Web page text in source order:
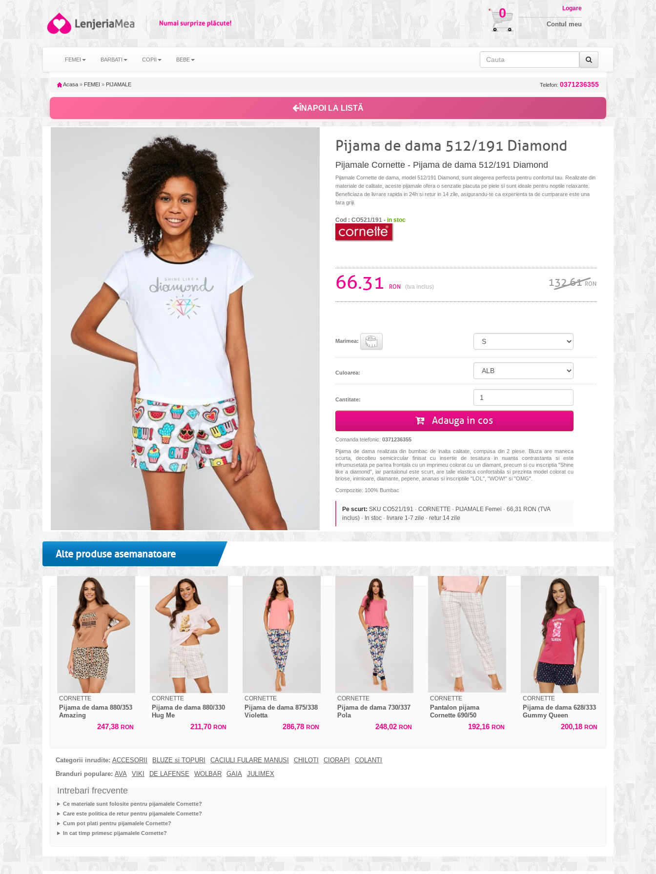
0 Logare
Contul meu
FEMEI BARBATI COPII BEBE
Acasa » FEMEI » PIJAMALE Telefon: 0371236355
ÎNAPOI LA LISTĂ
Pijama de dama 512/191 Diamond
Pijamale Cornette - Pijama de dama 512/191 Diamond
Pijamale Cornette de dama, model 512/191 Diamond, sunt alegerea perfecta pentru confortul tau. Realizate din
materiale de calitate, aceste pijamale ofera o senzatie placuta pe piele si sunt ideale pentru noptile relaxante.
Beneficiaza de livrare rapida in 24h si retur in 14 zile, asigurandu-te ca experienta ta de cumparare este una
fara griji.
Cod : CO521/191 - in stoc
66.31 RON (tva inclus) 132.61RON
Marimea:
Culoarea:
Cantitate:
Adauga in cos
Comanda telefonic: 0371236355
Pijama de dama realizata din bumbac de inalta calitate, compusa din 2 piese. Bluza are maneca
scurta, decolteu semicircular finisat cu insertie de tesatura in nuanta contrastanta si este
infrumusetata pe partea frontala cu un imprimeu colorat cu un diamant, precum si cu inscriptia "Shine
like a diamond", iar pantalonul este scurt, are talie elastica confortabila siprezinta model colorat cu
briose, inimioare, diamante, pepene, ananas si inscriptiile "LOL", "WOW!" si "OMG".
Compozitie: 100% Bumbac
Pe scurt: SKU CO521/191 · CORNETTE · PIJAMALE Femei · 66,31 RON (TVA
inclus) · In stoc · livrare 1-7 zile · retur 14 zile
Alte produse asemanatoare
CORNETTE
Pijama de dama 880/353
Amazing
247,38 RON
CORNETTE
Pijama de dama 880/330
Hug Me
211,70 RON
CORNETTE
Pijama de dama 875/338
Violetta
286,78 RON
CORNETTE
Pijama de dama 730/337
Pola
248,02 RON
CORNETTE
Pantalon pijama
Cornette 690/50
192,16 RON
CORNETTE
Pijama de dama 628/333
Gummy Queen
200,18 RON
Categorii inrudite: ACCESORII BLUZE si TOPURI CACIULI FULARE MANUSI CHILOTI CIORAPI
COLANTI
Branduri populare: AVA VIKI DE LAFENSE WOLBAR GAIA JULIMEX
Intrebari frecvente
Ce materiale sunt folosite pentru pijamalele Cornette?
Care este politica de retur pentru pijamalele Cornette?
Cum pot plati pentru pijamalele Cornette?
In cat timp primesc pijamalele Cornette?